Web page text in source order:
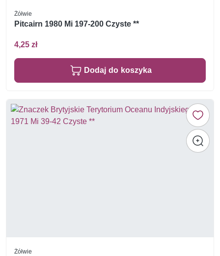
Żółwie
Pitcairn 1980 Mi 197-200 Czyste **
4,25 zł
Dodaj do koszyka
Żółwie